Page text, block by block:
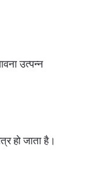
उत्पन्न
हो जाता है।